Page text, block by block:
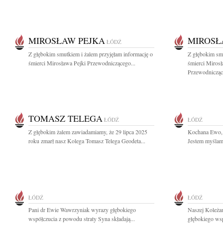
MIROSŁAW PEJKA ŁÓDŹ
Z głębokim smutkiem i żalem przyjęłam informację o
śmierci Mirosława Pejki Przewodniczącego...
Z głębokim
śmierci
TOMASZ TELEGA ŁÓDŹ
Z głębokim żalem zawiadamiamy, że 29 lipca 2025
roku zmarł nasz Kolega Tomasz Telega Geodeta...
ŁÓDŹ
Kochana
Jestem
ŁÓDŹ
Pani dr Ewie Wawrzyniak wyrazy głębokiego
współczucia z powodu straty Syna składają...
ŁÓDŹ
Naszej
głębokiego